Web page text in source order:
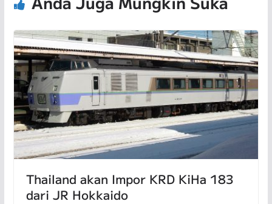
Thailand akan Impor KRD KiHa 183
dari JR Hokkaido